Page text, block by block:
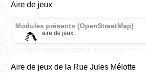
Aire de jeux
Modules présents (OpenStreetMap)
aire de jeux
Aire de jeux de la Rue Jules Mélotte